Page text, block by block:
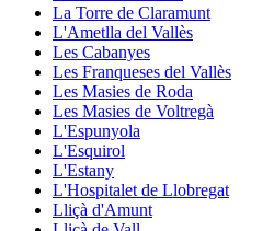
La Torre de Claramunt
L'Ametlla del Vallès
Les Cabanyes
Les Franqueses del Vallès
Les Masies de Roda
Les Masies de Voltregà
L'Espunyola
L'Esquirol
L'Estany
L'Hospitalet de Llobregat
Lliçà d'Amunt